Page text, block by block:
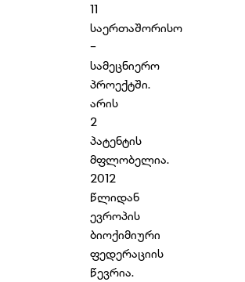
11
საერთაშორისო
-
სამეცნიერო
პროექტში.
არის
2
პატენტის
მფლობელია.
2012
წლიდან
ევროპის
ბიოქიმიური
ფედერაციის
წევრია.